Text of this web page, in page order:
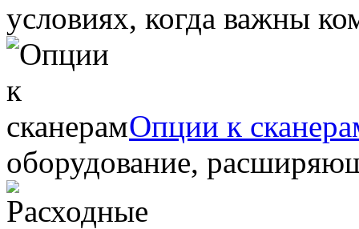
условиях, когда важны
Опции к
оборудование,